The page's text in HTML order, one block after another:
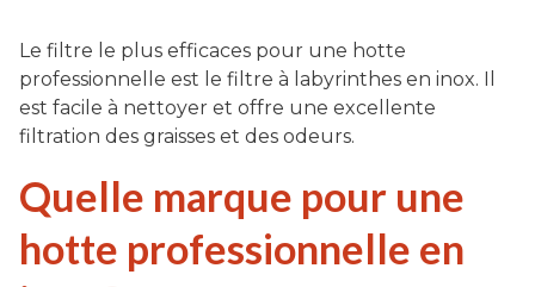
Le filtre le plus efficaces pour une hotte
professionnelle est le filtre à labyrinthes en inox. Il
est facile à nettoyer et offre une excellente
filtration des graisses et des odeurs.
Quelle marque pour une
hotte professionnelle en